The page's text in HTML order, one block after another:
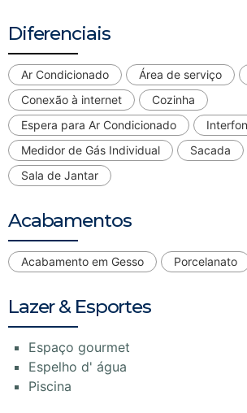
Diferenciais
Ar Condicionado Área de serviço
Conexão à internet
Cozinha
Espera para Ar Condicionado
Medidor de Gás Individual
Sacada
Sala de Jantar
Acabamentos
Acabamento em Gesso Porcelanato
Lazer & Esportes
Espaço gourmet
Espelho d' água
Piscina